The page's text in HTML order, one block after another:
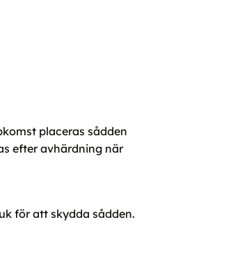
placeras sådden
efter avhärdning när
för att skydda sådden.